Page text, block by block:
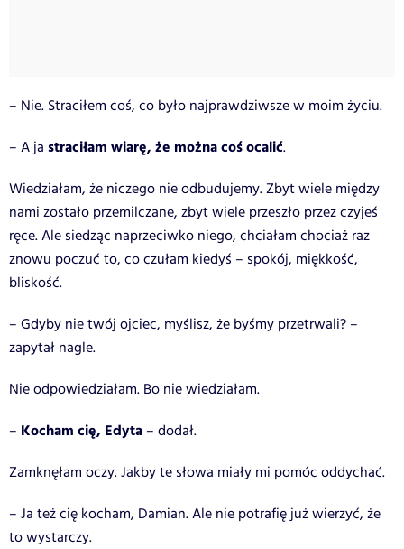
– Nie. Straciłem coś, co było najprawdziwsze w moim życiu.
– A ja straciłam wiarę, że można coś ocalić.
Wiedziałam, że niczego nie odbudujemy. Zbyt wiele między
nami zostało przemilczane, zbyt wiele przeszło przez czyjeś
ręce. Ale siedząc naprzeciwko niego, chciałam chociaż raz
znowu poczuć to, co czułam kiedyś – spokój, miękkość,
bliskość.
– Gdyby nie twój ojciec, myślisz, że byśmy przetrwali? –
zapytał nagle.
Nie odpowiedziałam. Bo nie wiedziałam.
– Kocham cię, Edyta – dodał.
Zamknęłam oczy. Jakby te słowa miały mi pomóc oddychać.
– Ja też cię kocham, Damian. Ale nie potrafię już wierzyć, że
to wystarczy.